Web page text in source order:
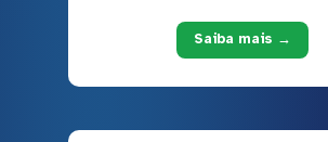
Saiba mais →